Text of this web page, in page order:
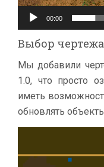
00:00
Выбор
Мы добавили
1.0, что просто
иметь
обновлять